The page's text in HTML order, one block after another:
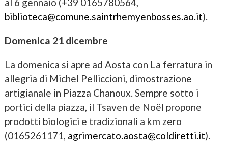
biblioteca@comune.saintrhemyenbosses.ao.it).
Domenica 21 dicembre
La domenica si apre ad Aosta con La ferratura in
allegria di Michel Pelliccioni, dimostrazione
artigianale in Piazza Chanoux. Sempre sotto i
portici della piazza, il Tsaven de Noël propone
prodotti biologici e tradizionali a km zero
(0165261171, agrimercato.aosta@coldiretti.it).